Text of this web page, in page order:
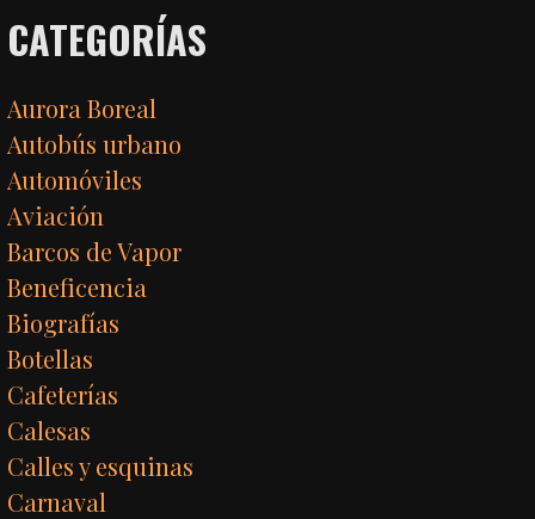
CATEGORÍAS
Aurora Boreal
Autobús urbano
Automóviles
Aviación
Barcos de Vapor
Beneficencia
Biografías
Botellas
Cafeterías
Calesas
Calles y esquinas
Carnaval